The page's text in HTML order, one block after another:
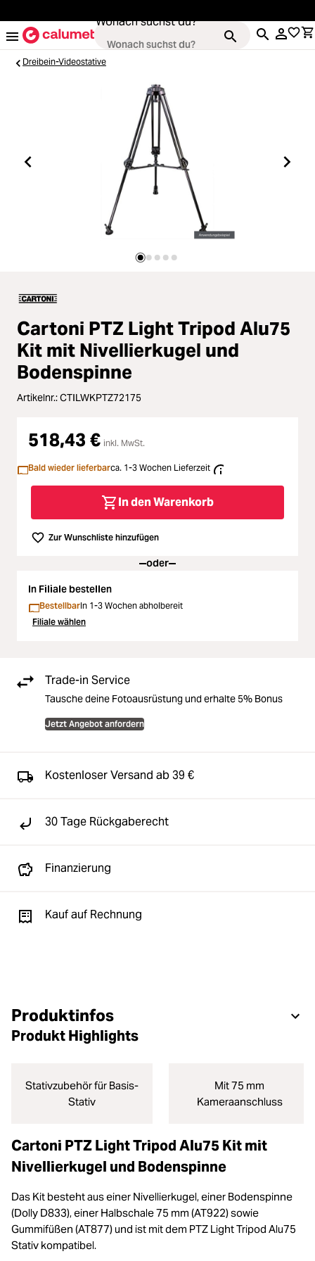
Wonach suchst du?
Loading...
Video & Drohnen
Stative & Gimbals
Loading...
Loading...Licht & Studio
Loading...Bildbearbeitung
Loading...
Ferngläser
Loading...Second Hand
Loading...
SALE
Dreibein-Videostative
Cartoni PTZ Light Tripod Alu75
Kit mit Nivellierkugel und
Bodenspinne
Artikelnr.:CTILWKPTZ72175
518,43 € inkl. MwSt.
Bald wieder lieferbarca. 1-3 Wochen Lieferzeit
In den Warenkorb
Zur Wunschliste hinzufügen
oder
In Filiale bestellen
BestellbarIn 1-3 Wochen abholbereit
Filiale wählen
Trade-in Service
Tausche deine Fotoausrüstung und erhalte 5% Bonus
Jetzt Angebot anfordern
Kostenloser Versand ab 39 €
30 Tage Rückgaberecht
Finanzierung
Kauf auf Rechnung
Produktinfos
Produkt Highlights
Stativzubehör für Basis-
Stativ
Mit 75 mm
Kameraanschluss
Cartoni PTZ Light Tripod Alu75 Kit mit
Nivellierkugel und Bodenspinne
Das Kit besteht aus einer Nivellierkugel, einer Bodenspinne
(Dolly D833), einer Halbschale 75 mm (AT922) sowie
Gummifüßen (AT877) und ist mit dem PTZ Light Tripod Alu75
Stativ kompatibel.